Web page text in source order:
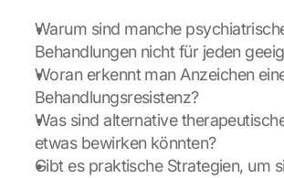
Warum sind manche
Behandlungen nicht für jeden
Woran erkennt man Anzeichen
Behandlungsresistenz?
Was sind alternative
etwas bewirken könnten?
Gibt es praktische Strategien, um